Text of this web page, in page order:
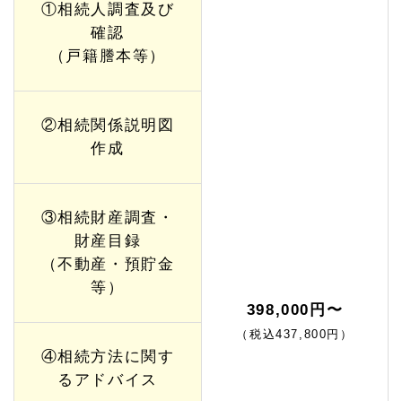
①相続人調査及び
確認
（戸籍謄本等）
398,000円〜
（税込437,800円）
②相続関係説明図
作成
③相続財産調査・
財産目録
（不動産・預貯金
等）
④相続方法に関す
るアドバイス